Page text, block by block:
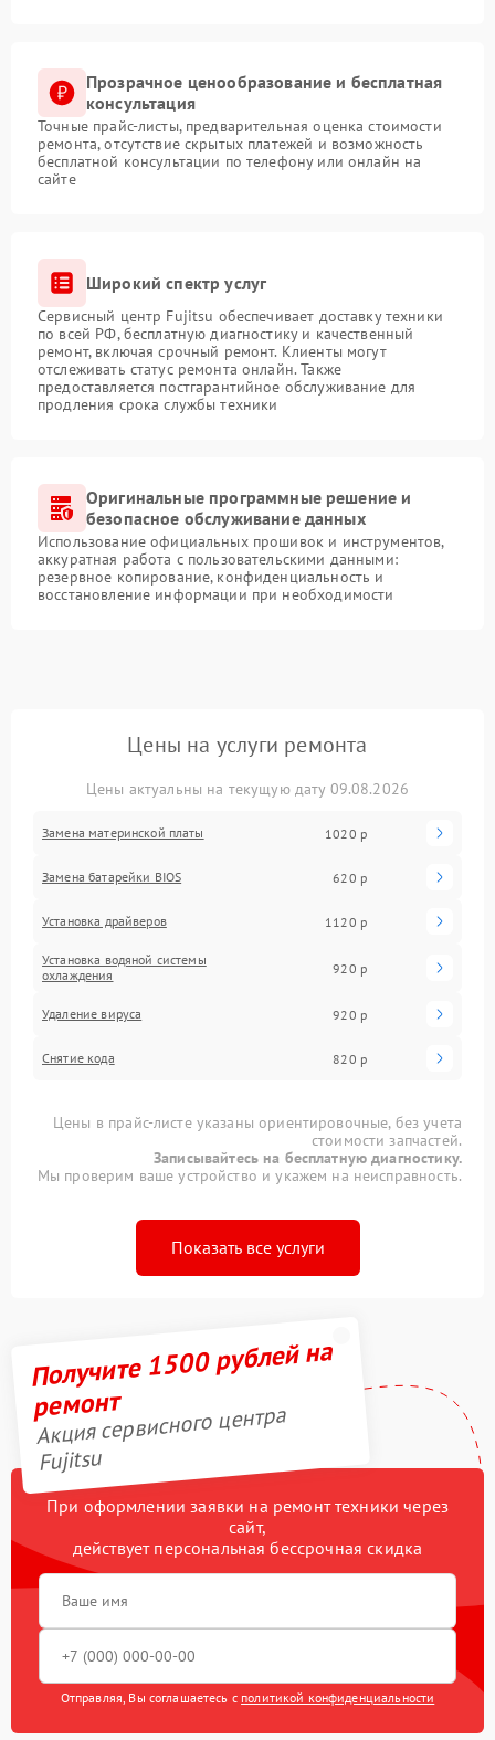
Прозрачное ценообразование и бесплатная
консультация
Точные прайс-листы, предварительная оценка стоимости
ремонта, отсутствие скрытых платежей и возможность
бесплатной консультации по телефону или онлайн на
сайте
Широкий спектр услуг
Сервисный центр Fujitsu обеспечивает доставку техники
по всей РФ, бесплатную диагностику и качественный
ремонт, включая срочный ремонт. Клиенты могут
отслеживать статус ремонта онлайн. Также
предоставляется постгарантийное обслуживание для
продления срока службы техники
Оригинальные программные решение и
безопасное обслуживание данных
Использование официальных прошивок и инструментов,
аккуратная работа с пользовательскими данными:
резервное копирование, конфиденциальность и
восстановление информации при необходимости
Цены на услуги ремонта
Цены актуальны на текущую дату 09.08.2026
Замена материнской платы 1020 р
Замена батарейки BIOS 620 р
Установка драйверов 1120 р
Установка водяной системы
охлаждения
920 р
Удаление вируса 920 р
Снятие кода 820 р
Цены в прайс-листе указаны ориентировочные, без учета
стоимости запчастей.
Записывайтесь на бесплатную диагностику.
Мы проверим ваше устройство и укажем на неисправность.
Показать все услуги
Получите 1500 рублей на
ремонт
Акция сервисного центра
Fujitsu
При оформлении заявки на ремонт техники через
сайт,
действует персональная бессрочная скидка
Отправляя, Вы соглашаетесь с политикой конфиденциальности